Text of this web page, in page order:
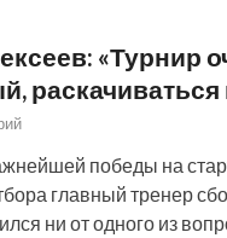
«Турнир
раскачиваться
победы на
главный тренер
ни от одного из